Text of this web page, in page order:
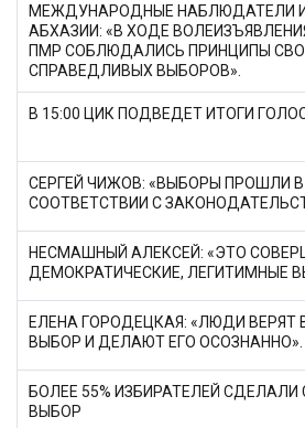
МЕЖДУНАРОДНЫЕ НАБЛЮДАТЕЛИ
АБХАЗИИ: «В ХОДЕ
ПМР СОБЛЮДАЛИСЬ ПРИНЦИПЫ
СПРАВЕДЛИВЫХ ВЫБОРОВ».
В 15:00 ЦИК ПОДВЕДЕТ ИТОГИ
СЕРГЕЙ ЧИЖОВ: «ВЫБОРЫ ПРОШЛИ
СООТВЕТСТВИИ С
НЕСМАШНЫЙ АЛЕКСЕЙ: «ЭТО
ДЕМОКРАТИЧЕСКИЕ, ЛЕГИТИМНЫЕ
ЕЛЕНА ГОРОДЕЦКАЯ: «ЛЮДИ ВЕРЯТ
ВЫБОР И ДЕЛАЮТ ЕГО ОСОЗНАННО».
БОЛЕЕ 55% ИЗБИРАТЕЛЕЙ СДЕЛАЛИ
ВЫБОР